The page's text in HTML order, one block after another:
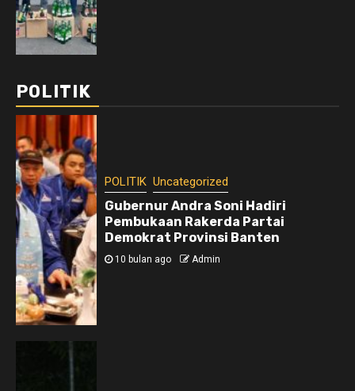
POLITIK
POLITIK Uncategorized
Gubernur Andra Soni Hadiri
Pembukaan Rakerda Partai
Demokrat Provinsi Banten
10 bulan ago Admin